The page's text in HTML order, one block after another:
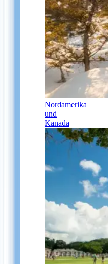
Nordamerika
und
Kanada